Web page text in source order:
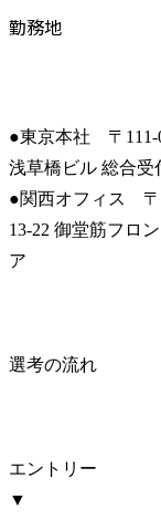
勤務地
●東京本社　〒111-
浅草橋ビル 総合受
●関西オフィス　
13-22 御堂筋フロ
ア
選考の流れ
エントリー
▼